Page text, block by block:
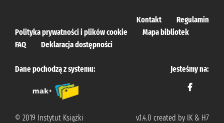
Kontakt
Regulamin
Polityka prywatności i plików cookie
Mapa bibliotek
FAQ
Deklaracja dostępności
Dane pochodzą z systemu: Jesteśmy na:
© 2019 Instytut Książki v.1.4.0 created by IK & H7